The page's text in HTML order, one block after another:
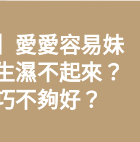
愛愛容易妹
濕不起來？
不夠好？